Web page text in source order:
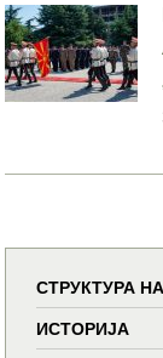
СТРУКТУРА
ИСТОРИЈА